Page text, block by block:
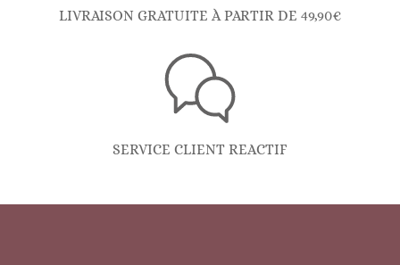
LIVRAISON GRATUITE À PARTIR DE 49,90€
SERVICE CLIENT REACTIF